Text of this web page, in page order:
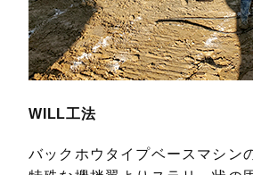
WILL工法
バックホウタイプベースマシン